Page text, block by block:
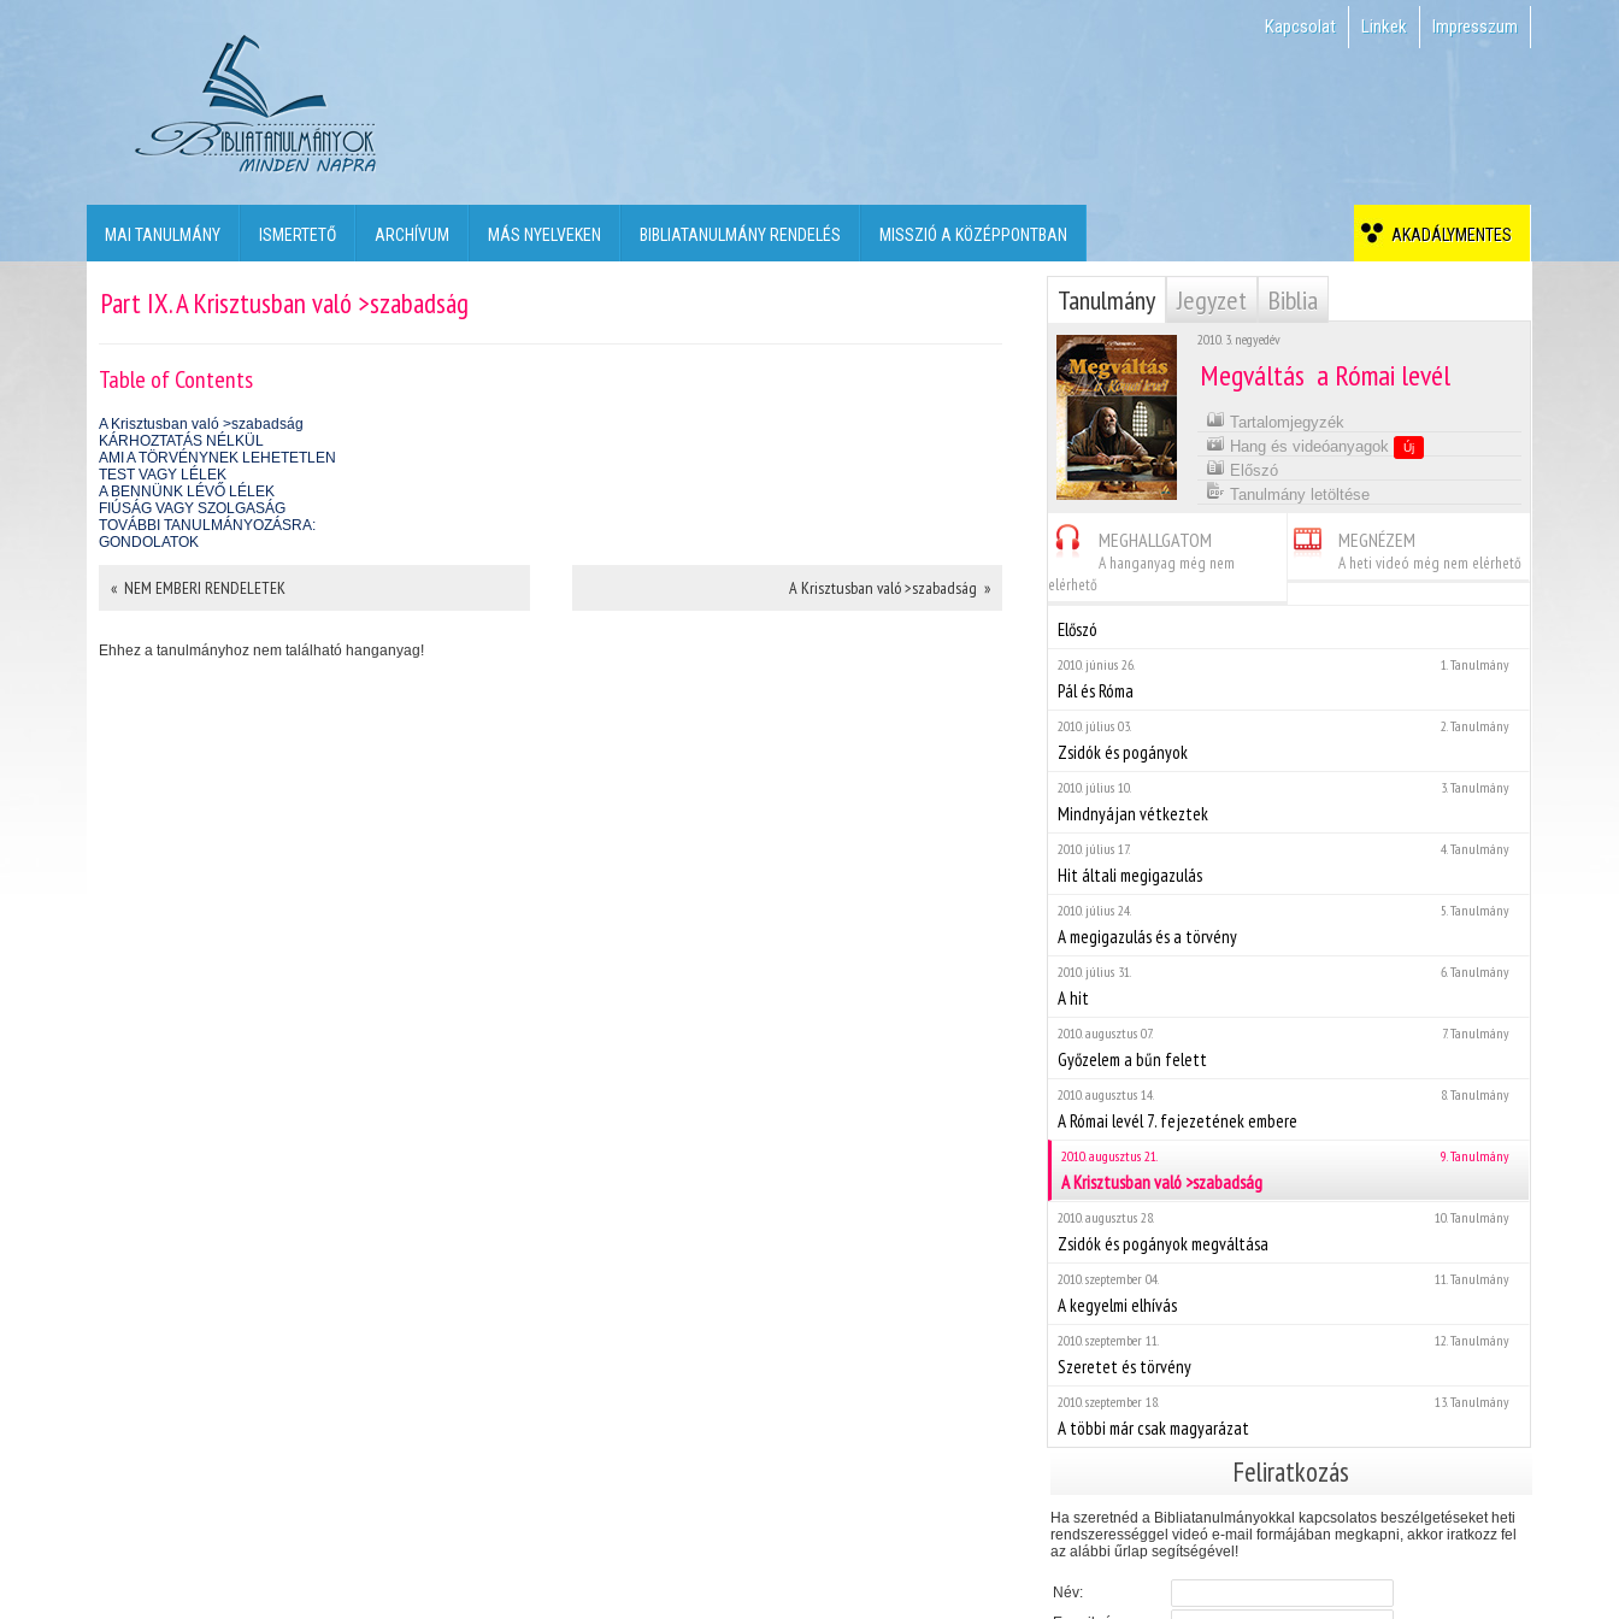
Kapcsolat Linkek Impresszum
MAI TANULMÁNY ISMERTETŐ ARCHÍVUM MÁS NYELVEKEN BIBLIATANULMÁNY RENDELÉS MISSZIÓ A KÖZÉPPONTBAN AKADÁLYMENTES
Part IX. A Krisztusban való >szabadság
Table of Contents
A Krisztusban való >szabadság
KÁRHOZTATÁS NÉLKÜL
AMI A TÖRVÉNYNEK LEHETETLEN
TEST VAGY LÉLEK
A BENNÜNK LÉVŐ LÉLEK
FIÚSÁG VAGY SZOLGASÁG
TOVÁBBI TANULMÁNYOZÁSRA:
GONDOLATOK
« NEM EMBERI RENDELETEK A Krisztusban való >szabadság »
Ehhez a tanulmányhoz nem található hanganyag!
Tanulmány Jegyzet Biblia
2010. 3. negyedév
Megváltás  a Római levél
Tartalomjegyzék
Hang és videóanyagok
Új
Előszó
Tanulmány letöltése
MEGHALLGATOM
A hanganyag még nem
elérhető
MEGNÉZEM
A heti videó még nem elérhető
Előszó
1. Tanulmány
2010. június 26.
Pál és Róma
2. Tanulmány
2010. július 03.
Zsidók és pogányok
3. Tanulmány
2010. július 10.
Mindnyájan vétkeztek
4. Tanulmány
2010. július 17.
Hit általi megigazulás
5. Tanulmány
2010. július 24.
A megigazulás és a törvény
6. Tanulmány
2010. július 31.
A hit
7. Tanulmány
2010. augusztus 07.
Győzelem a bűn felett
8. Tanulmány
2010. augusztus 14.
A Római levél 7. fejezetének embere
9. Tanulmány
2010. augusztus 21.
A Krisztusban való >szabadság
10. Tanulmány
2010. augusztus 28.
Zsidók és pogányok megváltása
11. Tanulmány
2010. szeptember 04.
A kegyelmi elhívás
12. Tanulmány
2010. szeptember 11.
Szeretet és törvény
13. Tanulmány
2010. szeptember 18.
A többi már csak magyarázat
Feliratkozás
Ha szeretnéd a Bibliatanulmányokkal kapcsolatos beszélgetéseket heti
rendszerességgel videó e-mail formájában megkapni, akkor iratkozz fel
az alábbi űrlap segítségével!
Név: